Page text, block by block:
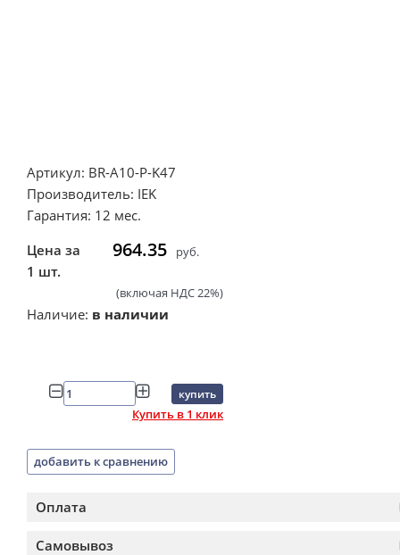
Артикул: BR-A10-P-K47
Производитель: IEK
Гарантия: 12 мес.
Цена за
1 шт.
964.35 руб.
(включая НДС 22%)
Наличие: в наличии
купить
Купить в 1 клик
добавить к сравнению
Оплата
Самовывоз